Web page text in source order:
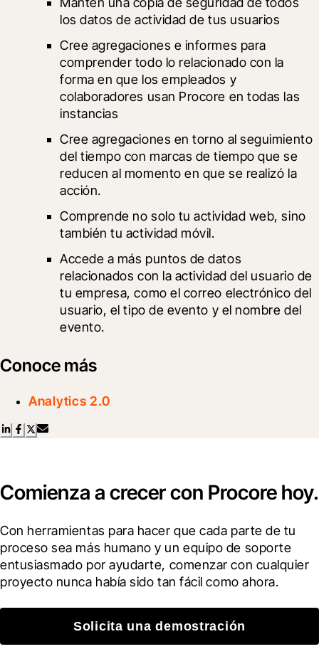
los datos de actividad de tus usuarios
Cree agregaciones e informes para
comprender todo lo relacionado con la
forma en que los empleados y
colaboradores usan Procore en todas las
instancias
Cree agregaciones en torno al seguimiento
del tiempo con marcas de tiempo que se
reducen al momento en que se realizó la
acción.
Comprende no solo tu actividad web, sino
también tu actividad móvil.
Accede a más puntos de datos
relacionados con la actividad del usuario de
tu empresa, como el correo electrónico del
usuario, el tipo de evento y el nombre del
evento.
Conoce más
Analytics 2.0
Comienza a crecer con Procore hoy.
Con herramientas para hacer que cada parte de tu
proceso sea más humano y un equipo de soporte
entusiasmado por ayudarte, comenzar con cualquier
proyecto nunca había sido tan fácil como ahora.
Solicita una demostración